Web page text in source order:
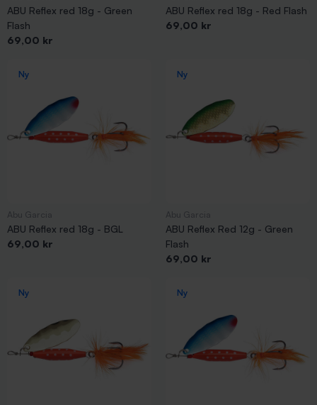
ABU Reflex red 18g - Green
Flash
Pris
69,00 kr
ABU Reflex red 18g - Red Flash
Pris
69,00 kr
Ny
ABU Reflex red 18g - BGL
Pris
69,00 kr
Ny
ABU Reflex Red 12g - Green
Flash
Pris
69,00 kr
Ny Ny